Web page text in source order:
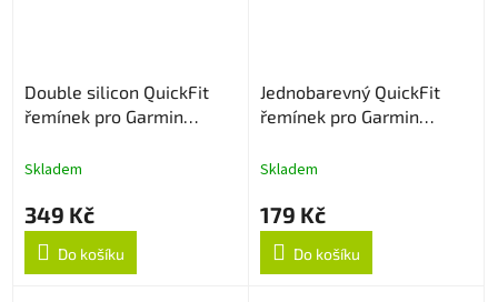
Double silicon QuickFit
řemínek pro Garmin
Skladem
349 Kč
Do košíku
Jednobarevný QuickFit
řemínek pro Garmin
Skladem
179 Kč
Do košíku